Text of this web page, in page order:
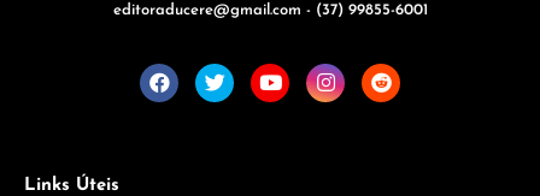
editoraducere@gmail.com - (37) 99855-6001
Links Úteis